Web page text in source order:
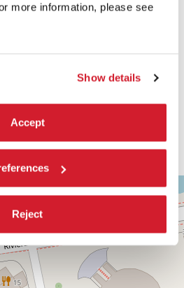
more information, please see
Show details
Accept
Reject
+